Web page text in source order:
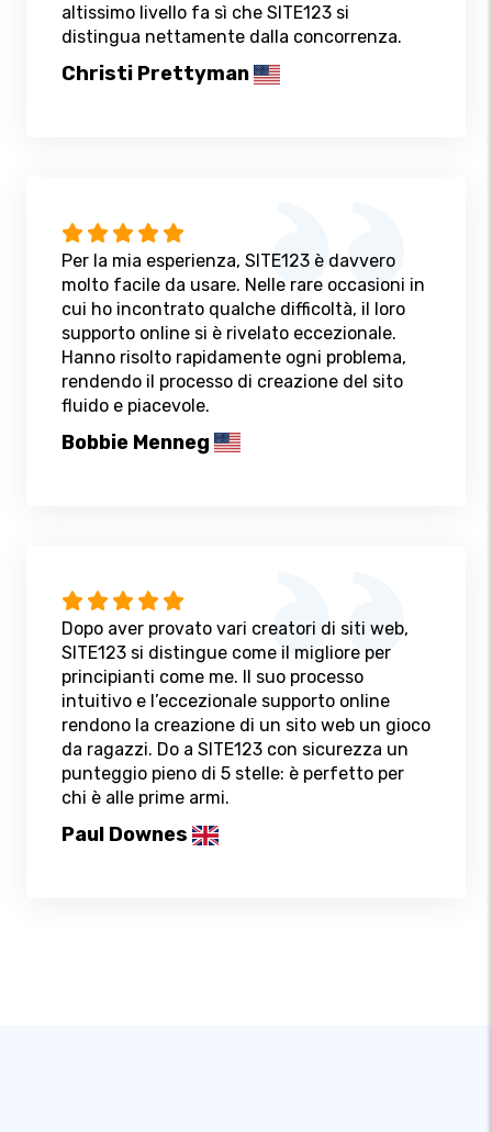
altissimo livello fa sì che SITE123 si
distingua nettamente dalla concorrenza.
Christi Prettyman
Per la mia esperienza, SITE123 è davvero
molto facile da usare. Nelle rare occasioni in
cui ho incontrato qualche difficoltà, il loro
supporto online si è rivelato eccezionale.
Hanno risolto rapidamente ogni problema,
rendendo il processo di creazione del sito
fluido e piacevole.
Bobbie Menneg
Dopo aver provato vari creatori di siti web,
SITE123 si distingue come il migliore per
principianti come me. Il suo processo
intuitivo e l’eccezionale supporto online
rendono la creazione di un sito web un gioco
da ragazzi. Do a SITE123 con sicurezza un
punteggio pieno di 5 stelle: è perfetto per
chi è alle prime armi.
Paul Downes